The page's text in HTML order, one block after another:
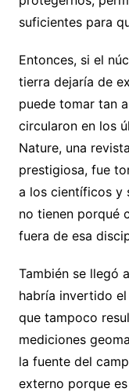
suficientes para
Entonces, si el
tierra dejaría de
puede tomar tan
circularon en los
Nature, una
prestigiosa, fue
a los científicos y
no tienen porqué
fuera de esa
También se llegó
habría invertido
que tampoco
mediciones
la fuente del
externo porque